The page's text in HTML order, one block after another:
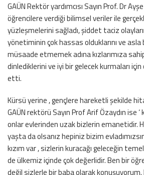
GAÜN Rektör yardımcısı Sayın Prof. Dr
öğrencilere verdiği bilimsel veriler ile
yüzleşmelerini sağladı, şiddet taciz
yönetiminin çok hassas olduklarını ve
müsaade etmemek adına kızlarımıza sahip
dinlediklerini ve iyi bir gelecek kurmaları için
etti.
Kürsü yerine , gençlere hareketli şekilde
GAÜN rektörü Sayın Prof Arif Özaydın ise ‘
onlar evlerinden uzak bizlerin emanetidir.
yaşta da olsanız hepiniz bizim
kızım var , sizlerin kuracağı geleceğin
de ülkemiz içinde çok değerlidir. Ben bir
değil sizlerle bir baba olarak konuşuyorum.